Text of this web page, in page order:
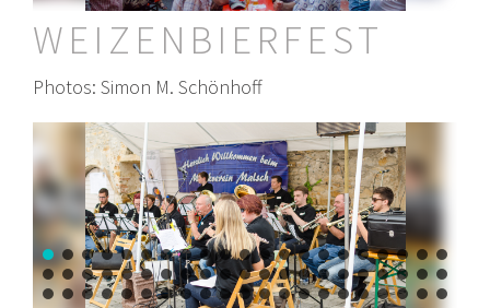
WEIZENBIERFEST
Photos: Simon M. Schönhoff